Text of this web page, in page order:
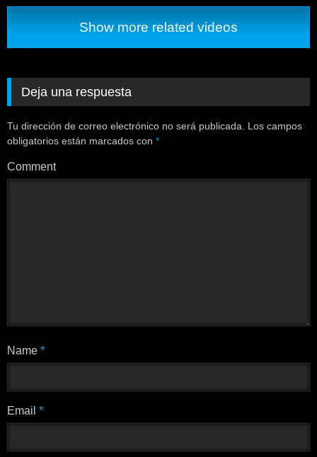
Show more related videos
Deja una respuesta
Tu dirección de correo electrónico no será publicada.
Los campos
obligatorios están marcados con *
Comment
Name *
Email *